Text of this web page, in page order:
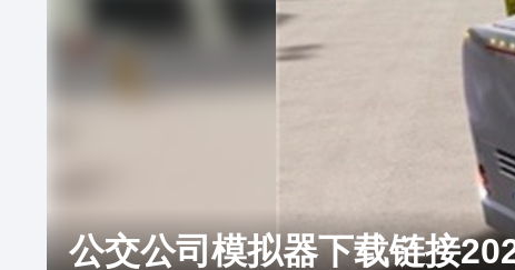
公交公司模拟器下载链接